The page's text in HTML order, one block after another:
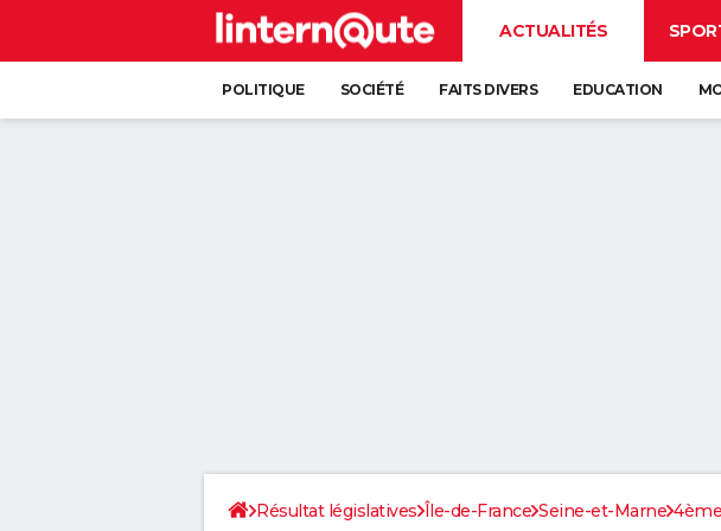
ACTUALITÉS
POLITIQUE SOCIÉTÉ FAITS DIVERS EDUCATION
Résultat législatives Île-de-France Seine-et-Marne